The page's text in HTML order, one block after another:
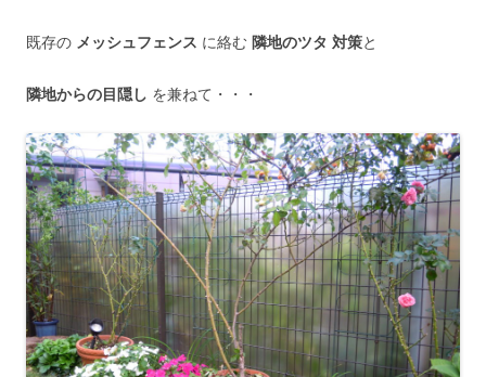
既存の メッシュフェンス に絡む 隣地のツタ 対策と
隣地からの目隠し を兼ねて・・・